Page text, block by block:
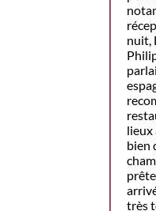
nuit,
lieux
bien
très